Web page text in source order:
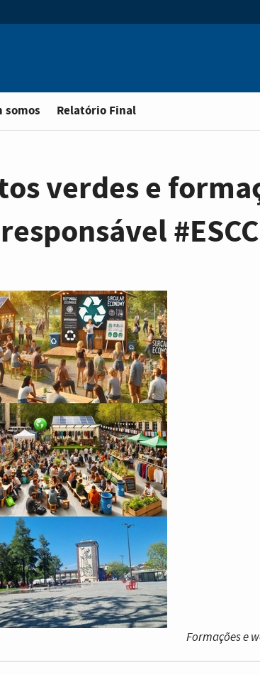
somos Relatório Final
verdes e
Formações e